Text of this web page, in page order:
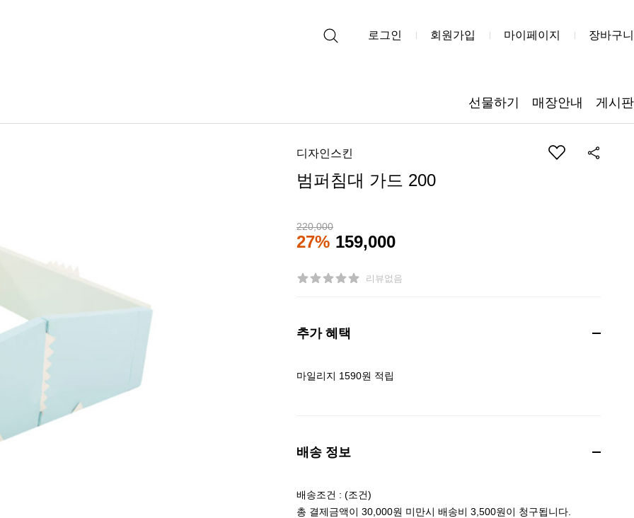
로그인 회원가입 마이페이지 장바구니
선물하기 매장안내 게시판
디자인스킨
범퍼침대 가드 200
220,000
27% 159,000
리뷰없음
추가 혜택
마일리지 1590원 적립
배송 정보
배송조건 : (조건)
총 결제금액이 30,000원 미만시 배송비 3,500원이 청구됩니다.